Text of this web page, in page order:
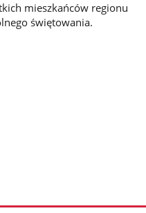
mieszkańców regionu
świętowania.